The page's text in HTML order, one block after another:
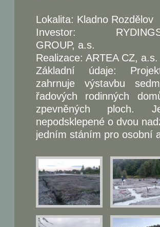
Lokalita: Kladno Rozdělov
Investor:
GROUP, a.s.
Realizace: ARTEA CZ, a.s.
Základní údaje:
zahrnuje výstavbu
řadových rodinných
zpevněných ploch.
nepodsklepené o dvou
jedním stáním pro osobní